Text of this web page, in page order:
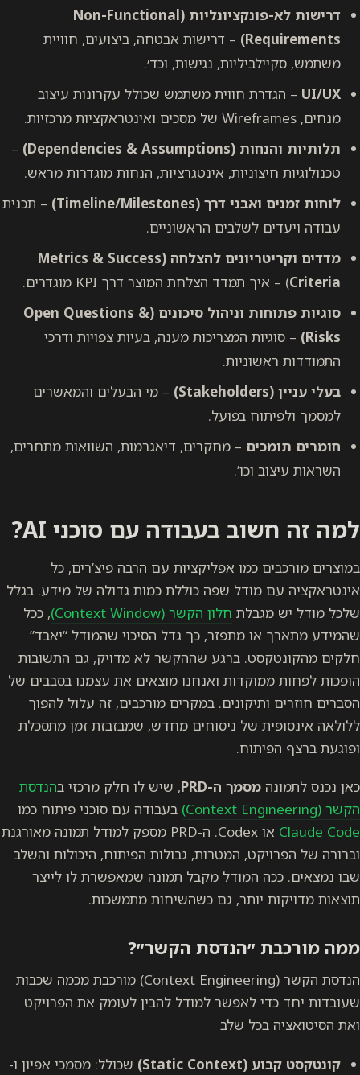
דרישות לא-פונקציונליות (Non-Functional
Requirements) – דרישות אבטחה, ביצועים, חוויית
משתמש, סקיילביליות, נגישות, וכד׳.
UI/UX – הגדרת חווית משתמש שכולל עקרונות עיצוב
מנחים, Wireframes של מסכים ואינטראקציות מרכזיות.
תלותיות והנחות (Dependencies & Assumptions)
–
טכנולוגיות חיצוניות, אינטגרציות, הנחות מוגדרות מראש.
לוחות זמנים ואבני דרך (Timeline/Milestones)
– תכנית
עבודה ויעדים לשלבים הראשוניים.
מדדים וקריטריונים להצלחה (Metrics & Success
Criteria) – איך תמדד הצלחת המוצר דרך KPI מוגדרים.
סוגיות פתוחות וניהול סיכונים (Open Questions &
Risks) – סוגיות המצריכות מענה, בעיות צפויות ודרכי
התמודדות ראשוניות.
בעלי עניין (Stakeholders)
– מי הבעלים והמאשרים
למסמך ולפיתוח בפועל.
חומרים תומכים – מחקרים, דיאגרמות, השוואות מתחרים,
השראות עיצוב וכו’.
למה זה חשוב בעבודה עם סוכני AI?
במוצרים מורכבים כמו אפליקציות עם הרבה פיצ’רים, כל
אינטראקציה עם מודל שפה כוללת כמות גדולה של מידע. בגלל
שלכל מודל יש מגבלת חלון הקשר (Context Window)
, ככל
שהמידע מתארך או מתפזר, כך גדל הסיכוי שהמודל “יאבד”
חלקים מהקונטקסט. ברגע שההקשר לא מדויק, גם התשובות
הופכות לפחות ממוקדות ואנחנו מוצאים את עצמנו בסבבים של
הסברים חוזרים ותיקונים. במקרים מורכבים, זה עלול להפוך
ללולאה אינסופית של ניסוחים מחדש, שמבזבזת זמן מתסכלת
ופוגעת ברצף הפיתוח.
כאן נכנס לתמונה מסמך ה-PRD , שיש לו חלק מרכזי בהנדסת
הקשר (Context Engineering)
בעבודה עם סוכני פיתוח כמו
Claude Code
או Codex. ה-PRD מספק למודל תמונה מאורגנת
וברורה של הפרויקט, המטרות, גבולות הפיתוח, היכולות והשלב
שבו נמצאים. ככה המודל מקבל תמונה שמאפשרת לו לייצר
תוצאות מדויקות יותר, גם כשהשיחות מתמשכות.
ממה מורכבת ״הנדסת הקשר״?
הנדסת הקשר (Context Engineering) מורכבת מכמה שכבות
שעובדות יחד כדי לאפשר למודל להבין לעומק את הפרויקט
ואת הסיטואציה בכל שלב
קונטקסט קבוע (Static Context)
שכולל: מסמכי אפיון ו-